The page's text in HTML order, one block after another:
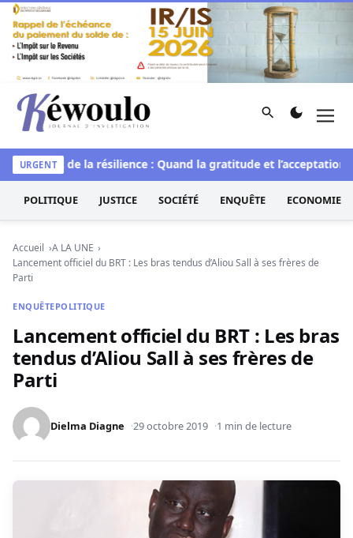
Aller au contenu
Kéwoulo, le premier site d'information et d'investigation
Rechercher
URGENT
L’art de la résilience : Quand la gratitude et l’acceptation
POLITIQUE JUSTICE SOCIÉTÉ ENQUÊTE ECONOMIE
Accueil
A LA UNE
Lancement officiel du BRT : Les bras tendus d’Aliou Sall à ses frères de
Parti
ENQUÊTEPOLITIQUE
Lancement officiel du BRT : Les bras
tendus d’Aliou Sall à ses frères de
Parti
Dielma Diagne 29 octobre 2019 1 min de lecture